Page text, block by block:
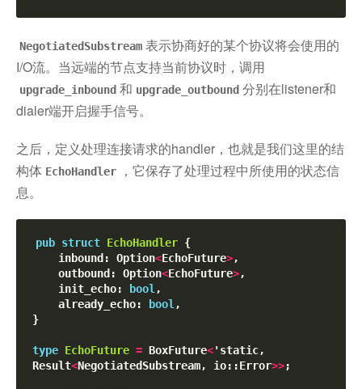
NegotiatedSubstream 表示协商好的某个协议将会使用的
I/O流。当远端的节点支持当前协议时，调用
upgrade_inbound 和 upgrade_outbound 分别在listener和
dialer端开启握手信号。
之后，定义处理连接请求的handler，也就是我们这里的结
构体 EchoHandler
，它保存了处理过程中所使用的状态信
息。
pub struct EchoHandler {
    inbound: Option
<EchoFuture>,
    outbound: Option
<EchoFuture>,
    init_echo:
bool,
    already_echo:
bool,
}
type EchoFuture = BoxFuture<'static,
Result<NegotiatedSubstream, io::Error>>;